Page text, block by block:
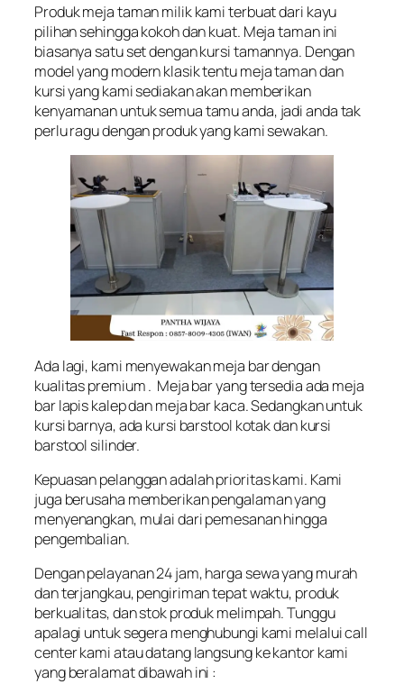
Produk meja taman milik kami terbuat dari kayu
pilihan sehingga kokoh dan kuat. Meja taman ini
biasanya satu set dengan kursi tamannya. Dengan
model yang modern klasik tentu meja taman dan
kursi yang kami sediakan akan memberikan
kenyamanan untuk semua tamu anda, jadi anda tak
perlu ragu dengan produk yang kami sewakan.
Ada lagi, kami menyewakan meja bar dengan
kualitas premium . Meja bar yang tersedia ada meja
bar lapis kalep dan meja bar kaca. Sedangkan untuk
kursi barnya, ada kursi barstool kotak dan kursi
barstool silinder.
Kepuasan pelanggan adalah prioritas kami. Kami
juga berusaha memberikan pengalaman yang
menyenangkan, mulai dari pemesanan hingga
pengembalian.
Dengan pelayanan 24 jam, harga sewa yang murah
dan terjangkau, pengiriman tepat waktu, produk
berkualitas, dan stok produk melimpah. Tunggu
apalagi untuk segera menghubungi kami melalui call
center kami atau datang langsung ke kantor kami
yang beralamat dibawah ini :